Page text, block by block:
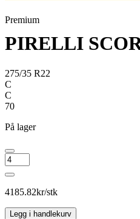
Premium
PIRELLI
275/35 R22
C
C
70
På lager
PIRELLI
SCORPION
VERDE
antall
4185.82kr/stk
Legg i handlekurv